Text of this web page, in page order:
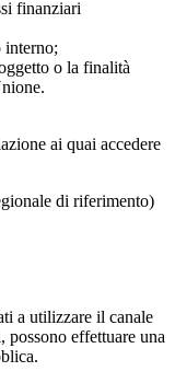
finanziari
interno;
o la finalità
ai quai accedere
di riferimento)
a utilizzare il canale
effettuare una